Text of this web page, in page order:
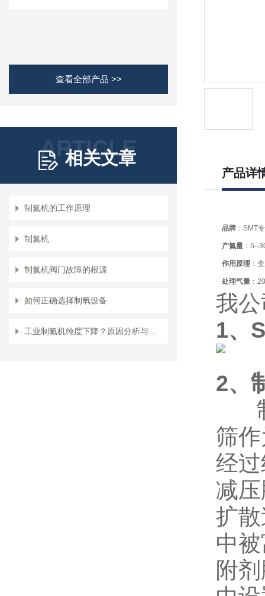
查看全部产品 >>
ARTICLE
相关文章
制氮机的工作原理
制氮机
制氮机阀门故障的根源
如何正确选择制氧设备
产品详
品牌：SMT
产氮量：5--
作用原理：
处理气量：
我
1、
2、
制
筛
经
减
扩
中
附